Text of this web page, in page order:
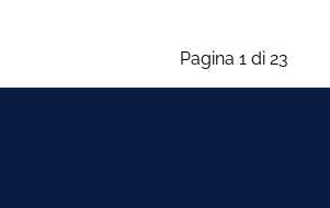
Pagina 1 di 23